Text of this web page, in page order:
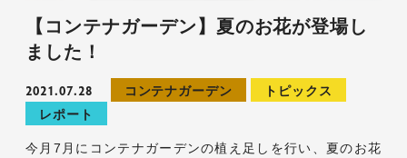
【コンテナガーデン】夏のお花が登場し
ました！
2021.07.28 コンテナガーデン
トピックス
レポート
今月7月にコンテナガーデンの植え足しを行い、夏のお花